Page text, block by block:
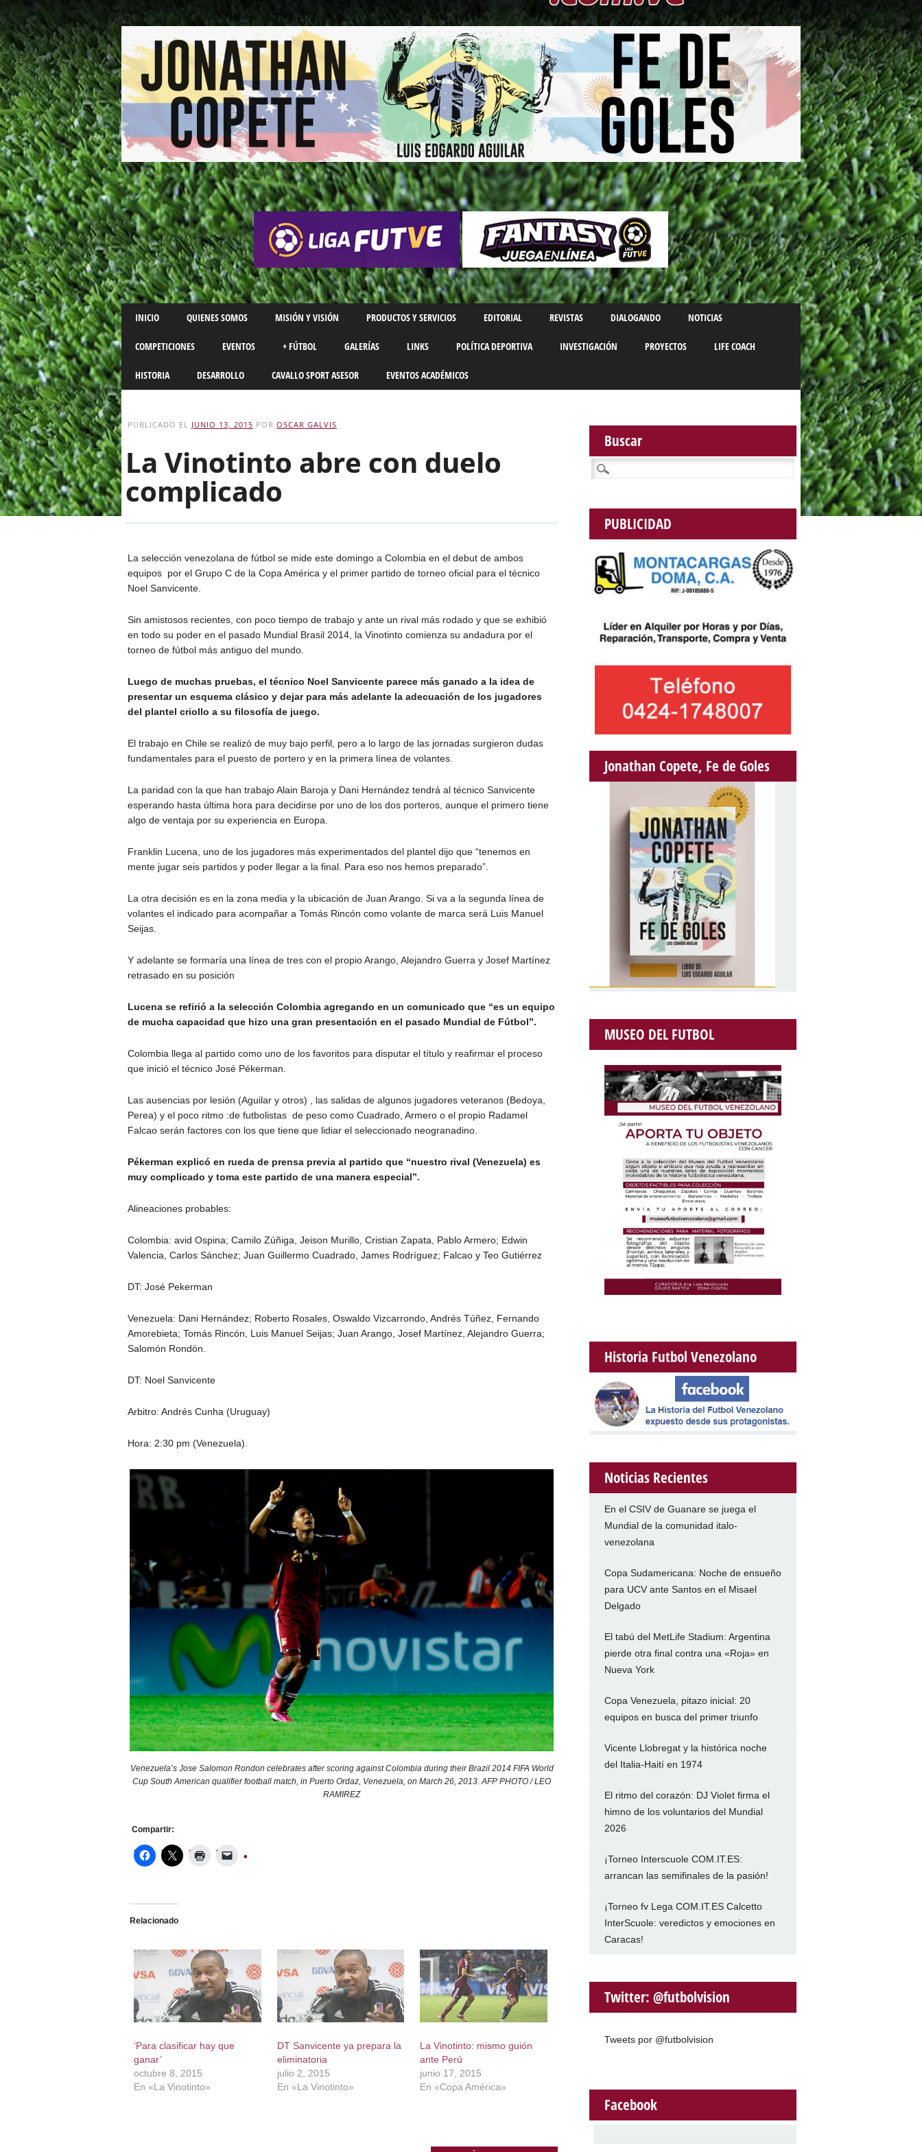
Main menu
Skip
to
content
INICIO QUIENES SOMOS MISIÓN Y VISIÓN PRODUCTOS Y SERVICIOS EDITORIAL REVISTAS DIALOGANDO NOTICIAS
COMPETICIONES EVENTOS + FÚTBOL GALERÍAS LINKS POLÍTICA DEPORTIVA INVESTIGACIÓN PROYECTOS LIFE COACH
HISTORIA DESARROLLO CAVALLO SPORT ASESOR EVENTOS ACADÉMICOS
PUBLICADO EL JUNIO 13, 2015 POR OSCAR GALVIS
La Vinotinto abre con duelo
complicado
La selección venezolana de fútbol se mide este domingo a Colombia en el debut de ambos
equipos por el Grupo C de la Copa América y el primer partido de torneo oficial para el técnico
Noel Sanvicente.
Sin amistosos recientes, con poco tiempo de trabajo y ante un rival más rodado y que se exhibió
en todo su poder en el pasado Mundial Brasil 2014, la Vinotinto comienza su andadura por el
torneo de fútbol más antiguo del mundo.
Luego de muchas pruebas, el técnico Noel Sanvicente parece más ganado a la idea de
presentar un esquema clásico y dejar para más adelante la adecuación de los jugadores
del plantel criollo a su filosofía de juego.
El trabajo en Chile se realizó de muy bajo perfil, pero a lo largo de las jornadas surgieron dudas
fundamentales para el puesto de portero y en la primera línea de volantes.
La paridad con la que han trabajo Alain Baroja y Dani Hernández tendrá al técnico Sanvicente
esperando hasta última hora para decidirse por uno de los dos porteros, aunque el primero tiene
algo de ventaja por su experiencia en Europa.
Franklin Lucena, uno de los jugadores más experimentados del plantel dijo que “tenemos en
mente jugar seis partidos y poder llegar a la final. Para eso nos hemos preparado”.
La otra decisión es en la zona media y la ubicación de Juan Arango. Si va a la segunda línea de
volantes el indicado para acompañar a Tomás Rincón como volante de marca será Luis Manuel
Seijas.
Y adelante se formaría una línea de tres con el propio Arango, Alejandro Guerra y Josef Martínez
retrasado en su posición
Lucena se refirió a la selección Colombia agregando en un comunicado que “es un equipo
de mucha capacidad que hizo una gran presentación en el pasado Mundial de Fútbol”.
Colombia llega al partido como uno de los favoritos para disputar el título y reafirmar el proceso
que inició el técnico José Pékerman.
Las ausencias por lesión (Aguilar y otros) , las salidas de algunos jugadores veteranos (Bedoya,
Perea) y el poco ritmo :de futbolistas de peso como Cuadrado, Armero o el propio Radamel
Falcao serán factores con los que tiene que lidiar el seleccionado neogranadino.
Pékerman explicó en rueda de prensa previa al partido que “nuestro rival (Venezuela) es
muy complicado y toma este partido de una manera especial”.
Alineaciones probables:
Colombia: avid Ospina; Camilo Zúñiga, Jeison Murillo, Cristian Zapata, Pablo Armero; Edwin
Valencia, Carlos Sánchez; Juan Guillermo Cuadrado, James Rodríguez; Falcao y Teo Gutiérrez
DT: José Pekerman
Venezuela: Dani Hernández; Roberto Rosales, Oswaldo Vizcarrondo, Andrés Túñez, Fernando
Amorebieta; Tomás Rincón, Luis Manuel Seijas; Juan Arango, Josef Martínez, Alejandro Guerra;
Salomón Rondón.
DT: Noel Sanvicente
Arbitro: Andrés Cunha (Uruguay)
Hora: 2:30 pm (Venezuela).
Venezuela’s Jose Salomon Rondon celebrates after scoring against Colombia during their Brazil 2014 FIFA World
Cup South American qualifier football match, in Puerto Ordaz, Venezuela, on March 26, 2013. AFP PHOTO / LEO
RAMIREZ
Compartir:
Relacionado
‘Para clasificar hay que
ganar’
octubre 8, 2015
En «La Vinotinto»
DT Sanvicente ya prepara la
eliminatoria
julio 2, 2015
En «La Vinotinto»
La Vinotinto: mismo guión
ante Perú
junio 17, 2015
En «Copa América»
Buscar
Buscar:
PUBLICIDAD
Jonathan Copete, Fe de Goles
MUSEO DEL FUTBOL
Historia Futbol Venezolano
Noticias Recientes
En el CSIV de Guanare se juega el
Mundial de la comunidad italo-
venezolana
Copa Sudamericana: Noche de ensueño
para UCV ante Santos en el Misael
Delgado
El tabú del MetLife Stadium: Argentina
pierde otra final contra una «Roja» en
Nueva York
Copa Venezuela, pitazo inicial: 20
equipos en busca del primer triunfo
Vicente Llobregat y la histórica noche
del Italia-Haití en 1974
El ritmo del corazón: DJ Violet firma el
himno de los voluntarios del Mundial
2026
¡Torneo Interscuole COM.IT.ES:
arrancan las semifinales de la pasión!
¡Torneo fv Lega COM.IT.ES Calcetto
InterScuole: veredictos y emociones en
Caracas!
Twitter: @futbolvision
Tweets por @futbolvision
Facebook